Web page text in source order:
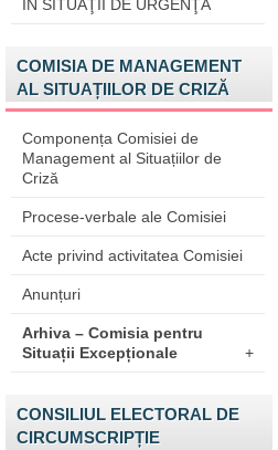
ÎN SITUAŢII DE URGENŢĂ
COMISIA DE MANAGEMENT
AL SITUAȚIILOR DE CRIZĂ
Componența Comisiei de
Management al Situațiilor de
Criză
Procese-verbale ale Comisiei
Acte privind activitatea Comisiei
Anunțuri
Arhiva – Comisia pentru
Situații Excepționale
+
CONSILIUL ELECTORAL DE
CIRCUMSCRIPȚIE